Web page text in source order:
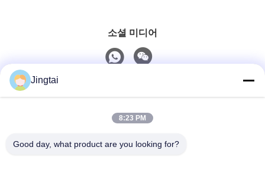
소셜 미디어
0086-755-27491128
Jingtai
8:23 PM
Good day, what product are you looking for?